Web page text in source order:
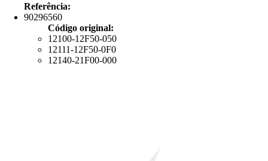
Referência:
90296560
Código original:
12100-12F50-050
12111-12F50-0F0
12140-21F00-000